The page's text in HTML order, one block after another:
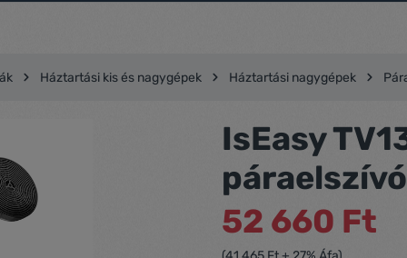
Háztartási kis és nagygépek Háztartási nagygépek
IsEasy
páraelszívó
52 660 Ft